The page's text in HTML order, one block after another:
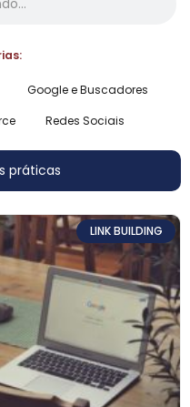
Google e Buscadores
Redes Sociais
práticas
LINK BUILDING